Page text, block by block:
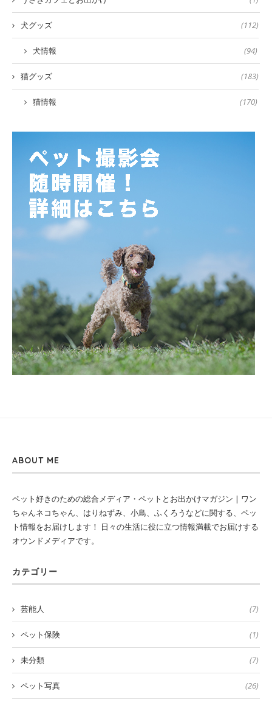
犬グッズ (112)
犬情報 (94)
猫グッズ (183)
猫情報 (170)
ABOUT ME
ペット好きのための総合メディア・ペットとお出かけマガジン | ワン
ちゃんネコちゃん、はりねずみ、小鳥、ふくろうなどに関する、ペッ
ト情報をお届けします！ 日々の生活に役に立つ情報満載でお届けする
オウンドメディアです。
カテゴリー
芸能人 (7)
ペット保険 (1)
未分類 (7)
ペット写真 (26)